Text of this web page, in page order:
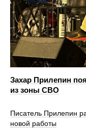
Захар Прилепин
из зоны СВО
Писатель Прилепин
новой работы